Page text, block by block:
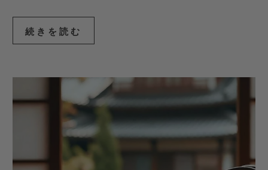
続きを読む